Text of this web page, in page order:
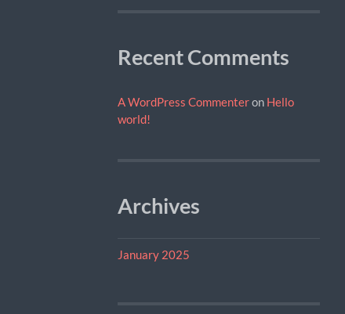
Recent Comments
A WordPress Commenteron Hello
world!
Archives
January 2025